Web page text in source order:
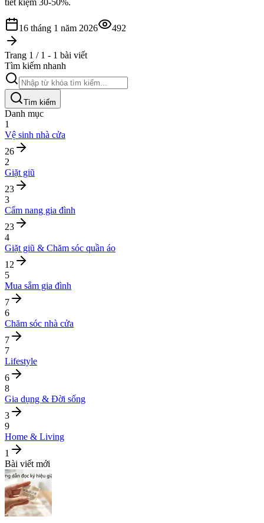
tiết kiệm 30-50%.
16 tháng 1 năm 2026 492
Trang 1 / 1 - 1 bài viết
Tìm kiếm nhanh
Tìm kiếm
Danh mục
1
Vệ sinh nhà cửa
26
2
Giặt giũ
23
3
Cẩm nang gia đình
23
4
Giặt giũ & Chăm sóc quần áo
12
5
Mua sắm gia đình
7
6
Chăm sóc nhà cửa
7
7
Lifestyle
6
8
Gia dụng & Đời sống
3
9
Home & Living
1
Bài viết mới